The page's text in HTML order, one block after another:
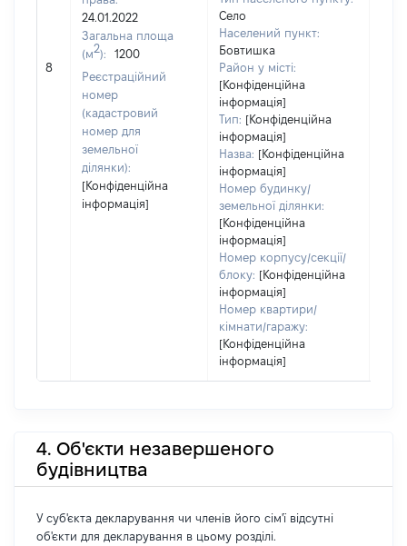
8
24.01.2022
Загальна площа
(м2):
1200
Реєстраційний
номер
(кадастровий
номер для
земельної
ділянки):
[Конфіденційна
інформація]
Село
Населений пункт:
Бовтишка
Район у місті:
[Конфіденційна
інформація]
Тип: [Конфіденційна
інформація]
Назва: [Конфіденційна
інформація]
Номер будинку/
земельної ділянки:
[Конфіденційна
інформація]
Номер корпусу/секції/
блоку: [Конфіденційна
інформація]
Номер квартири/
кімнати/гаражу:
[Конфіденційна
інформація]
4. Об'єкти незавершеного
будівництва
У суб'єкта декларування чи членів його сім'ї відсутні
об'єкти для декларування в цьому розділі.